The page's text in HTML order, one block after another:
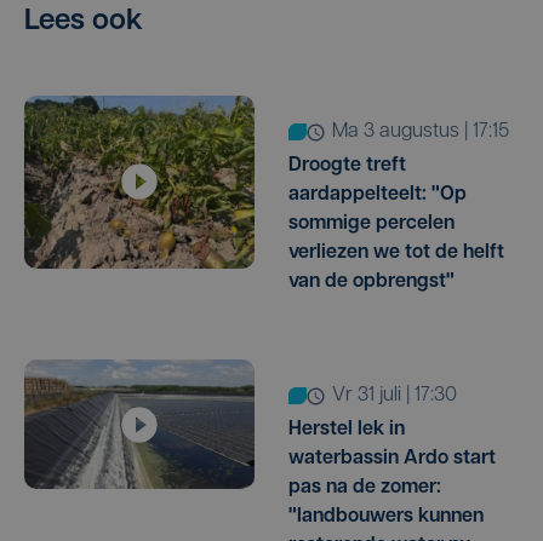
Lees ook
ma 3 augustus | 17:15
Droogte treft
aardappelteelt: "Op
sommige percelen
verliezen we tot de helft
van de opbrengst"
vr 31 juli | 17:30
Herstel lek in
waterbassin Ardo start
pas na de zomer:
"landbouwers kunnen